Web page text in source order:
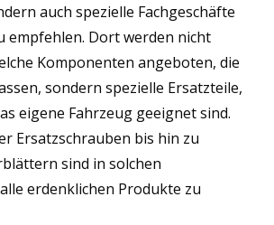
auch spezielle Fachgeschäfte
empfehlen. Dort werden nicht
Komponenten angeboten, die
sondern spezielle Ersatzteile,
eigene Fahrzeug geeignet sind.
Ersatzschrauben bis hin zu
sind in solchen
erdenklichen Produkte zu